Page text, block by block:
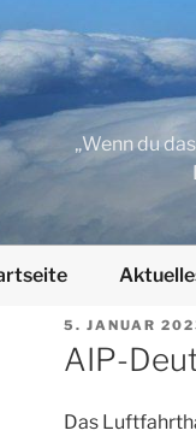
„Wenn du
AM
5. JANUAR
AIP-
Das